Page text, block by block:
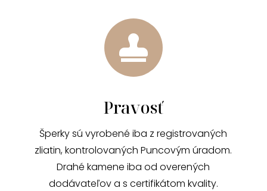

Pravosť
Šperky sú vyrobené iba z registrovaných
zliatin, kontrolovaných Puncovým úradom.
Drahé kamene iba od overených
dodávateľov a s certifikátom kvality.